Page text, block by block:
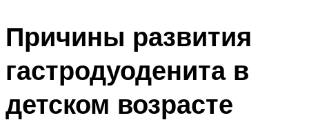
Причины развития
гастродуоденита в
детском возрасте